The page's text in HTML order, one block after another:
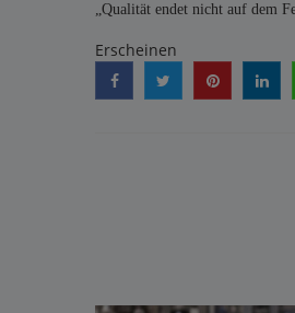
„Qualität endet nicht auf dem
Erscheinen